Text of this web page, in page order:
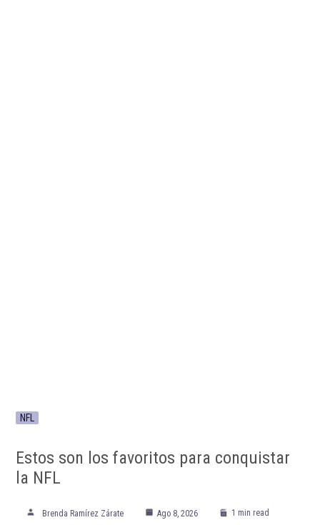
NFL
Estos son los favoritos para conquistar
la NFL
Brenda Ramírez Zárate Ago 8, 2026 1 min read